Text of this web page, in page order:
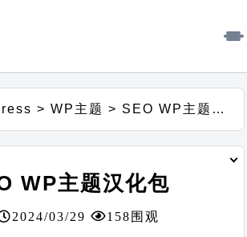
>WP主题 > SEO WP主题汉化包
WP主题汉化包
2024/03/29 158围观